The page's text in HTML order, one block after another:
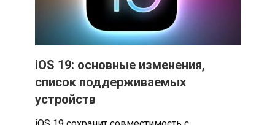
iOS 19: основные изменения,
список поддерживаемых
устройств